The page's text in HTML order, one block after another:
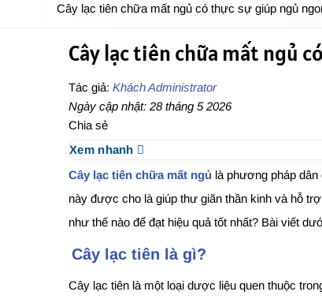
Cây lạc tiên chữa mất ngủ có thực sự giúp ngủ
Cây lạc tiên chữa mất ngủ
Tác giả: Khách Administrator
Ngày cập nhật: 28 tháng 5 2026
Chia sẻ
Xem nhanh
Cây lạc tiên chữa mất ngủ là phương pháp
này được cho là giúp thư giãn thần kinh và hỗ
như thế nào để đạt hiệu quả tốt nhất? Bài viết
Cây lạc tiên là gì?
Cây lạc tiên là một loại dược liệu quen thuộc